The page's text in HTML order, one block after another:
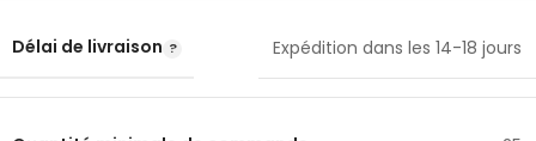
Délai de livraison Expédition dans les 14-18 jours